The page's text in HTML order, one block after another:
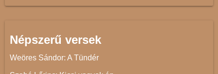
Népszerű versek
Weöres Sándor: A Tündér